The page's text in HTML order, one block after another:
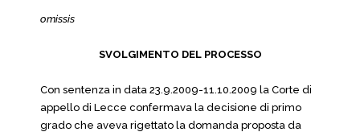
omissis
SVOLGIMENTO DEL PROCESSO
Con sentenza in data 23.9.2009-11.10.2009 la Corte di
appello di Lecce confermava la decisione di primo
grado che aveva rigettato la domanda proposta da